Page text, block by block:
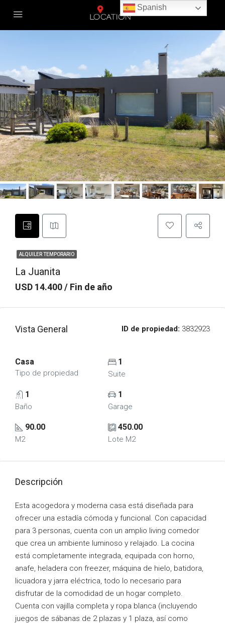
ALQUILER TEMPORARIO
La Juanita
USD 14.400 / Fin de año
Vista General ID de propiedad: 3832923
Casa
Tipo de propiedad
1
Suite
1
Baño
1
Garage
90.00
M2
450.00
Lote M2
Descripción
Esta acogedora y moderna casa está diseñada para
ofrecer una estadía cómoda y funcional. Con capacidad
para 3 personas, cuenta con un amplio living comedor
que crea un ambiente luminoso y relajado. La cocina
está completamente integrada, equipada con horno,
anafe, heladera con freezer, máquina de hielo, batidora,
licuadora y jarra eléctrica, todo lo necesario para
disfrutar de la comodidad de un hogar completo.
Cuenta con vajilla completa y ropa blanca (incluyendo
juegos de sábanas de 2 plazas y 1 plaza, así como
Spanish